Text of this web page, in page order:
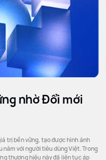
nhờ Đổi mới
trị bền vững, tạo được hình ảnh
với người tiêu dùng Việt. Trong
thương hiệu này đã liên tục áp